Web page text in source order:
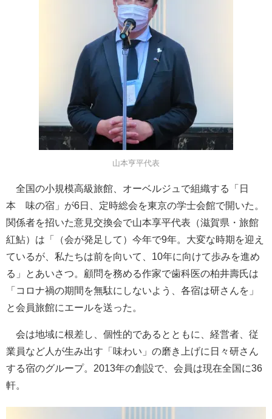
山本亨平代表
全国の小規模高級旅館、オーベルジュで組織する「日
本 味の宿」が6日、定時総会を東京の学士会館で開いた。
関係者を招いた意見交換会で山本享平代表（滋賀県・旅館
紅鮎）は「（会が発足して）今年で9年。大変な時期を迎え
ているが、私たちは前を向いて、10年に向けて歩みを進め
る」とあいさつ。顧問を務める作家で歯科医の柏井壽氏は
「コロナ禍の期間を無駄にしないよう、各宿は研さんを」
と会員旅館にエールを送った。
会は地域に根差し、個性的であるとともに、経営者、従
業員など人が生み出す「味わい」の磨き上げに日々研さん
する宿のグループ。2013年の創設で、会員は現在全国に36
軒。